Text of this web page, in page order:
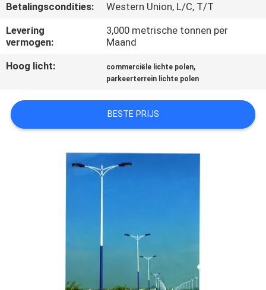
NIEUWS
VERZOEK
OM EEN
SITEMAP
PRIVACYBELEID
Betalingscondities:
Western Union, L/C, T/T
Levering
vermogen:
3,000 metrische tonnen per
Maand
Hoog licht:
commerciële lichte polen,
parkeerterrein lichte polen
BESTE PRIJS